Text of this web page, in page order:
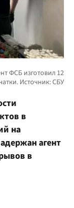
в
на
агент
в